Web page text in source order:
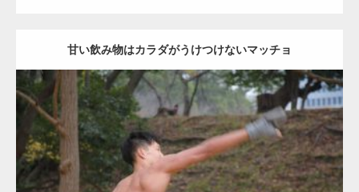
甘い飲み物はカラダがうけつけないマッチョ
Update:2021.07.8
Category: 公園のマッチョ その他 AKIHITO(細マッチョ) 背中